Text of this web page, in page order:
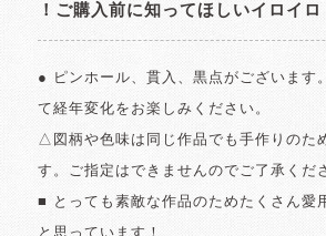
！ご購入前に知ってほしいイロイロ
● ピンホール、貫入、黒点がございます
て経年変化をお楽しみください。
△図柄や色味は同じ作品でも手作りのた
す。ご指定はできませんのでご了承くだ
■ とっても素敵な作品のためたくさん愛
と思っています！